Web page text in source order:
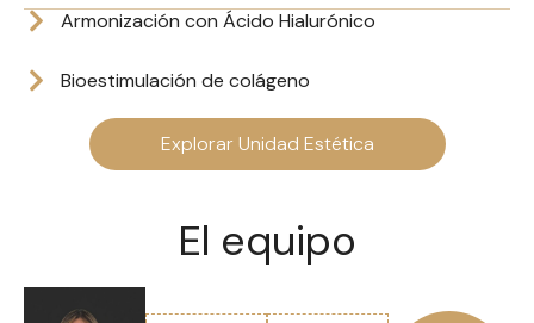
Armonización con Ácido Hialurónico
Bioestimulación de colágeno
Explorar Unidad Estética
El equipo